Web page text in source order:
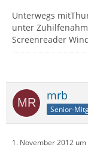
Unterwegs
unter
Screenreader
mrb
Senior-
1. November 2012 um